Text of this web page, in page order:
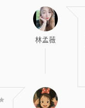
林孟薇